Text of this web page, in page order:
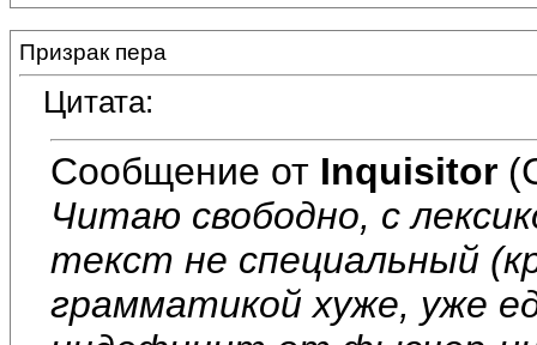
Призрак пера
Цитата:
Сообщение от Inquisitor
Читаю свободно, с
текст не специальный
грамматикой хуже, уже